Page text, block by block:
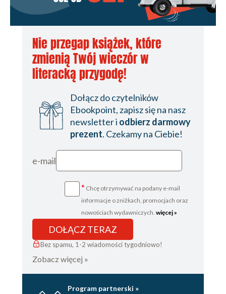
Nie przegap książek, które
zmienią Twój wieczór w
literacką przygodę!
Dołącz do czytelników
Ebookpoint, zapisz się na nasz
newsletter i odbierz darmowy
prezent. Czekamy na Ciebie!
e-mail
* Chcę otrzymywać na podany e-mail
informacje o zniżkach, promocjach oraz
nowościach wydawniczych. więcej »
DOŁĄCZ TERAZ
Bez spamu, 1-2 wiadomości tygodniowo!
Zobacz więcej »
Program partnerski »